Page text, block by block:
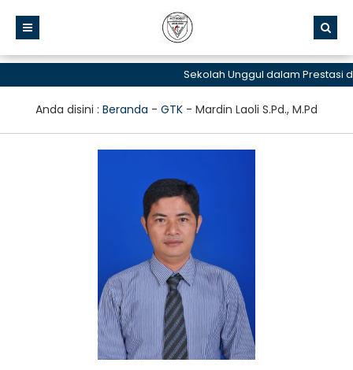
Sekolah Unggul dalam Prestasi
Anda disini : Beranda - GTK - Mardin Laoli S.Pd., M.Pd